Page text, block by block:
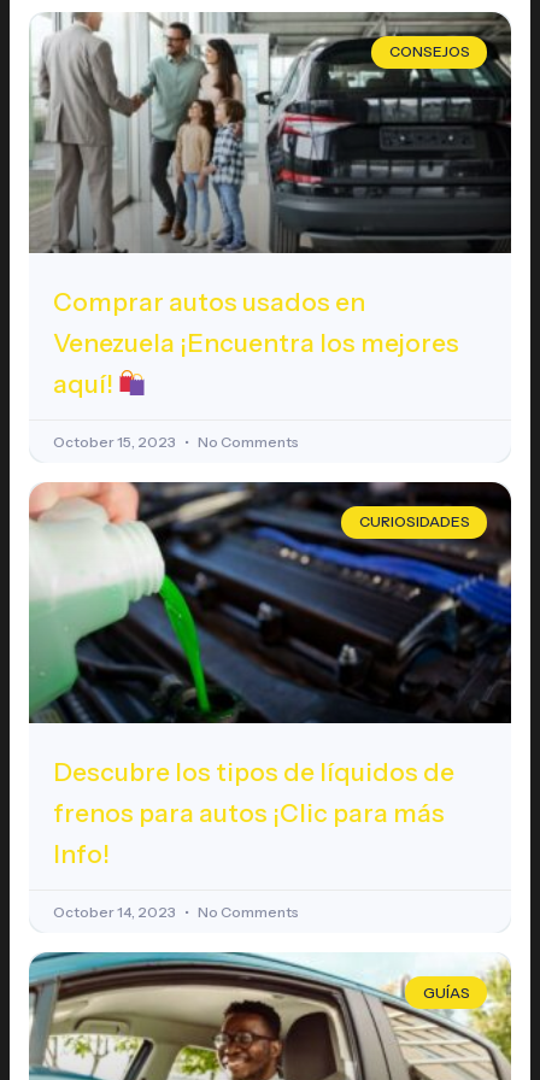
CONSEJOS
Comprar autos usados en
Venezuela ¡Encuentra los mejores
aquí!
October 15, 2023 No Comments
CURIOSIDADES
Descubre los tipos de líquidos de
frenos para autos ¡Clic para más
Info!
October 14, 2023 No Comments
GUÍAS